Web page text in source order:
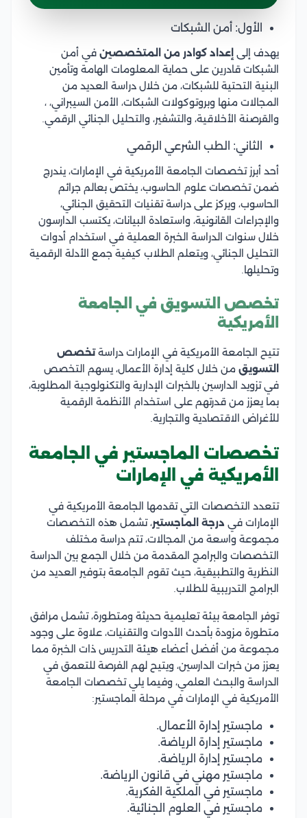
الأول: أمن الشبكات
يهدف إلى إعداد كوادر من المتخصصين في أمن
الشبكات قادرين على حماية المعلومات الهامة وتأمين
البنية التحتية للشبكات، من خلال دراسة العديد من
المجالات منها وبروتوكولات الشبكات، الأمن السيبراني، ،
والقرصنة الأخلاقية، والتشفير، والتحليل الجنائي الرقمي.
الثاني: الطب الشرعي الرقمي
أحد أبرز تخصصات الجامعة الأمريكية في الإمارات، يندرج
ضمن تخصصات علوم الحاسوب، يختص بعالم جرائم
الحاسوب، ويركز على دراسة تقنيات التحقيق الجنائي،
والإجراءات القانونية، واستعادة البيانات، يكتسب الدارسون
خلال سنوات الدراسة الخبرة العملية في استخدام أدوات
التحليل الجنائي، ويتعلم الطلاب كيفية جمع الأدلة الرقمية
وتحليلها.
تخصص التسويق في الجامعة
الأمريكية
تتيح الجامعة الأمريكية في الإمارات دراسةتخصص
التسويق من خلال كلية إدارة الأعمال، يسهم التخصص
في تزويد الدارسين بالخبرات الإدارية والتكنولوجية المطلوبة،
بما يعزز من قدرتهم على استخدام الأنظمة الرقمية
للأغراض الاقتصادية والتجارية.
تخصصات الماجستير في الجامعة
الأمريكية في الإمارات
تتعدد التخصصات التي تقدمها الجامعة الأمريكية في
الإمارات في درجة الماجستير، تشمل هذه التخصصات
مجموعة واسعة من المجالات، تتم دراسة مختلف
التخصصات والبرامج المقدمة من خلال الجمع بين الدراسة
النظرية والتطبيقية، حيث تقوم الجامعة بتوفير العديد من
البرامج التدريبية للطلاب.
توفر الجامعة بيئة تعليمية حديثة ومتطورة، تشمل مرافق
متطورة مزودة بأحدث الأدوات والتقنيات، علاوة على وجود
مجموعة من أفضل أعضاء هيئة التدريس ذات الخبرة مما
يعزز من خبرات الدارسين، ويتيح لهم الفرصة للتعمق في
الدراسة والبحث العلمي، وفيما يلي تخصصات الجامعة
الأمريكية في الإمارات في مرحلة الماجستير:
ماجستير إدارة الأعمال.
ماجستير إدارة الرياضة.
ماجستير إدارة الرياضة.
ماجستير مهني في قانون الرياضة.
ماجستير في الملكية الفكرية.
ماجستير في العلوم الجنائية.